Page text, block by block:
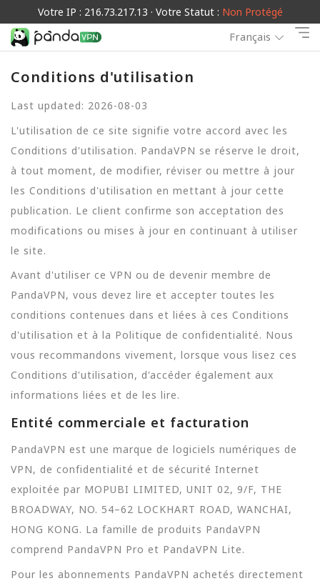
Votre IP : 216.73.217.13 · Votre Statut : Non Protégé
Français
Conditions d'utilisation
Last updated: 2026-08-03
L'utilisation de ce site signifie votre accord avec les
Conditions d'utilisation. PandaVPN se réserve le droit,
à tout moment, de modifier, réviser ou mettre à jour
les Conditions d'utilisation en mettant à jour cette
publication. Le client confirme son acceptation des
modifications ou mises à jour en continuant à utiliser
le site.
Avant d'utiliser ce VPN ou de devenir membre de
PandaVPN, vous devez lire et accepter toutes les
conditions contenues dans et liées à ces Conditions
d'utilisation et à la Politique de confidentialité. Nous
vous recommandons vivement, lorsque vous lisez ces
Conditions d'utilisation, d'accéder également aux
informations liées et de les lire.
Entité commerciale et facturation
PandaVPN est une marque de logiciels numériques de
VPN, de confidentialité et de sécurité Internet
exploitée par MOPUBI LIMITED, UNIT 02, 9/F, THE
BROADWAY, NO. 54–62 LOCKHART ROAD, WANCHAI,
HONG KONG. La famille de produits PandaVPN
comprend PandaVPN Pro et PandaVPN Lite.
Pour les abonnements PandaVPN achetés directement